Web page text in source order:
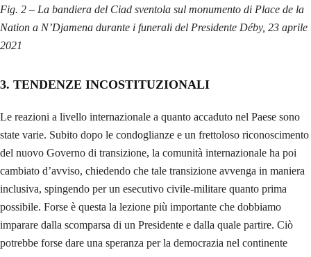
Fig. 2 – La bandiera del Ciad sventola sul monumento di Place de la
Nation a N’Djamena durante i funerali del Presidente Déby, 23 aprile
2021
3. TENDENZE INCOSTITUZIONALI
Le reazioni a livello internazionale a quanto accaduto nel Paese sono
state varie. Subito dopo le condoglianze e un frettoloso riconoscimento
del nuovo Governo di transizione, la comunità internazionale ha poi
cambiato d’avviso, chiedendo che tale transizione avvenga in maniera
inclusiva, spingendo per un esecutivo civile-militare quanto prima
possibile. Forse è questa la lezione più importante che dobbiamo
imparare dalla scomparsa di un Presidente e dalla quale partire. Ciò
potrebbe forse dare una speranza per la democrazia nel continente